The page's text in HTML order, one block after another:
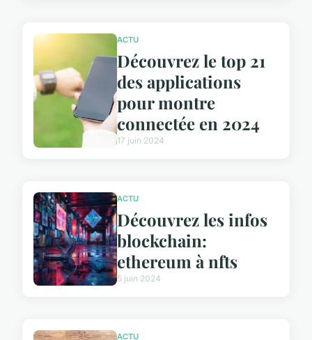
ACTU
Découvrez le top 21
des applications
pour montre
connectée en 2024
17 juin 2024
ACTU
Découvrez les infos
blockchain:
ethereum à nfts
5 juin 2024
ACTU